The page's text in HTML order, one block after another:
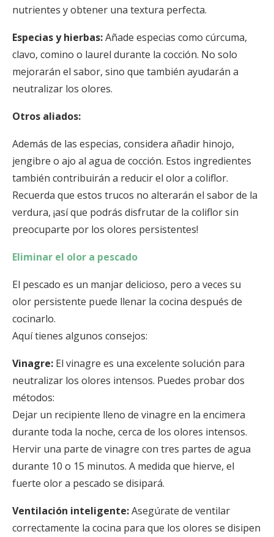
nutrientes y obtener una textura perfecta.
Especias y hierbas:Añade especias como cúrcuma,
clavo, comino o laurel durante la cocción. No solo
mejorarán el sabor, sino que también ayudarán a
neutralizar los olores.
Otros aliados:
Además de las especias, considera añadir hinojo,
jengibre o ajo al agua de cocción. Estos ingredientes
también contribuirán a reducir el olor a coliflor.
Recuerda que estos trucos no alterarán el sabor de la
verdura, ¡así que podrás disfrutar de la coliflor sin
preocuparte por los olores persistentes!
Eliminar el olor a pescado
El pescado es un manjar delicioso, pero a veces su
olor persistente puede llenar la cocina después de
cocinarlo.
Aquí tienes algunos consejos:
Vinagre: El vinagre es una excelente solución para
neutralizar los olores intensos. Puedes probar dos
métodos:
Dejar un recipiente lleno de vinagre en la encimera
durante toda la noche, cerca de los olores intensos.
Hervir una parte de vinagre con tres partes de agua
durante 10 o 15 minutos. A medida que hierve, el
fuerte olor a pescado se disipará.
Ventilación inteligente:Asegúrate de ventilar
correctamente la cocina para que los olores se disipen